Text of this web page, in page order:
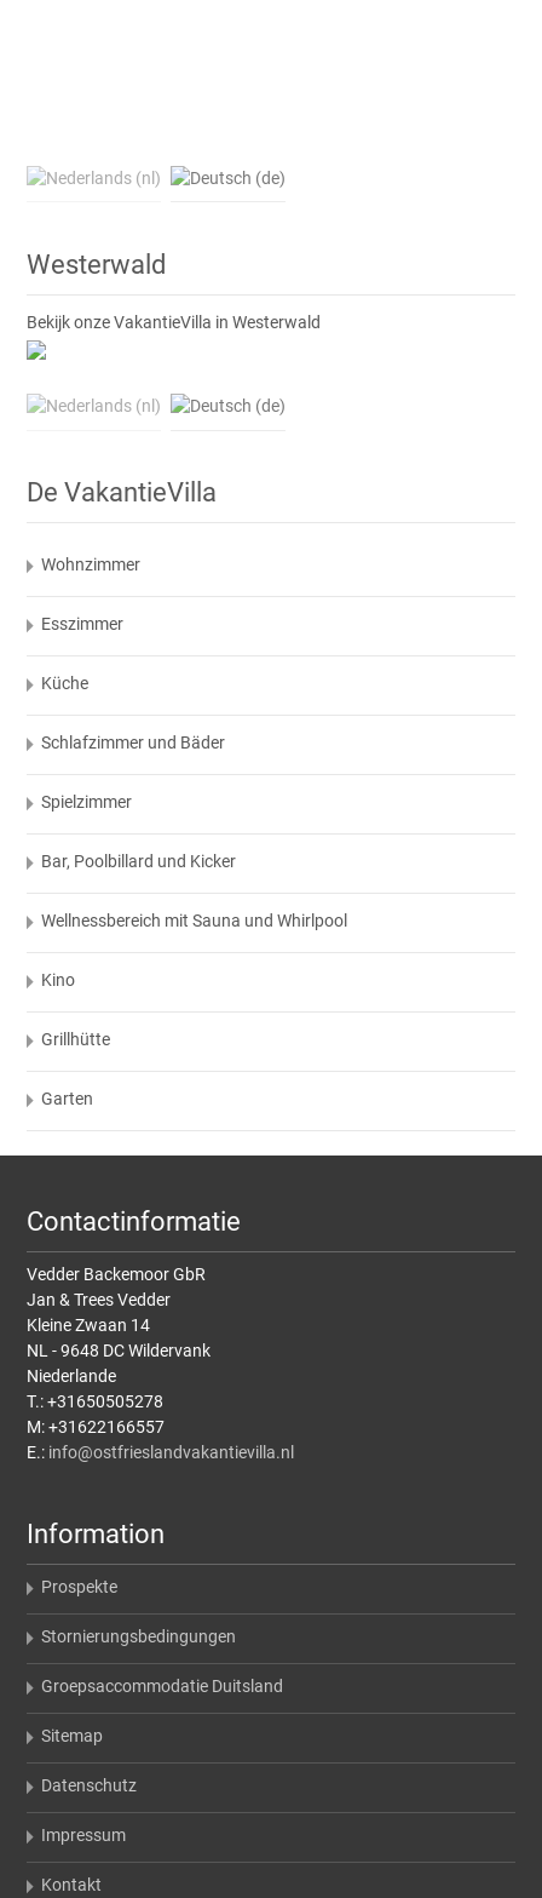
Westerwald
Bekijk onze VakantieVilla in Westerwald
De VakantieVilla
Wohnzimmer
Esszimmer
Küche
Schlafzimmer und Bäder
Spielzimmer
Bar, Poolbillard und Kicker
Wellnessbereich mit Sauna und Whirlpool
Kino
Grillhütte
Garten
Contactinformatie
Vedder Backemoor GbR
Jan & Trees Vedder
Kleine Zwaan 14
NL - 9648 DC Wildervank
Niederlande
T.: +31650505278
M: +31622166557
E.: info@ostfrieslandvakantievilla.nl
Information
Prospekte
Stornierungsbedingungen
Groepsaccommodatie Duitsland
Sitemap
Datenschutz
Impressum
Kontakt